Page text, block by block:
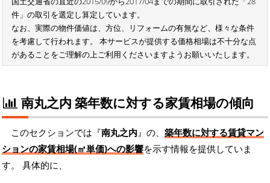
件」の取引を選定し算定しています。
なお、実際の物件価値は、方位、リフォームの有無など、様々な条件
を考慮して行われます。 本サービスが提供する価格相場は不十分な点
があることをご理解の上ご利用くださいますようお願いいたします。
南丸之内 築年数に対する家賃相場の傾向
このセクションでは『南丸之内』の、 築年数に対する賃貸マン
ションの家賃相場(㎡単価)への影響を示す情報を提供していま
す。 具体的に、